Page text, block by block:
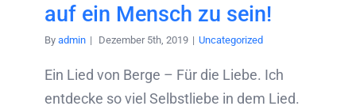
auf ein Mensch zu sein!
By admin | Dezember 5th, 2019 | Uncategorized
Ein Lied von Berge – Für die Liebe. Ich
entdecke so viel Selbstliebe in dem Lied.